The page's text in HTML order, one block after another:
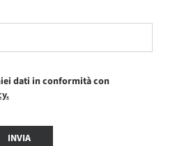
dati in conformità con
INVIA